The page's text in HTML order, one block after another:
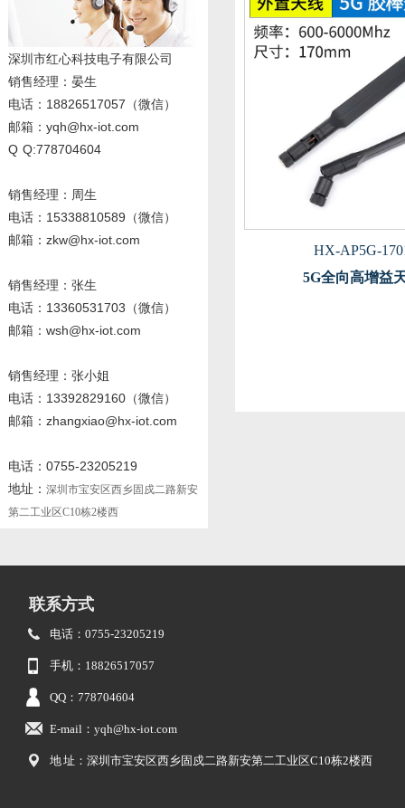
深圳市红心科技电子有限公司
销售经理 ：晏生
电话：18826517057（微信）
邮箱：yqh@hx-iot.com
Q Q:778704604
销售经理：周生
电话 ：15338810589 （微信）
邮箱：zkw@hx-iot.com
销售经理：张生
电话 ：13360531703 （微信）
邮箱：wsh@hx-iot.com
销售经理：张小姐
电话 ：13392829160 （微信）
邮箱：zhangxiao@hx-iot.com
电话：0755-23205219
地址： 深圳市宝安区西乡固戍二路新安
第二工业区C10栋2楼西
HX-AP5G-
5G全向高增益
联系方式
电话：0755-23205219
手机：18826517057
QQ：778704604
E-mail：yqh@hx-iot.com
地 址：深圳市宝安区西乡固戍二路新安第二工业区C10栋2楼西